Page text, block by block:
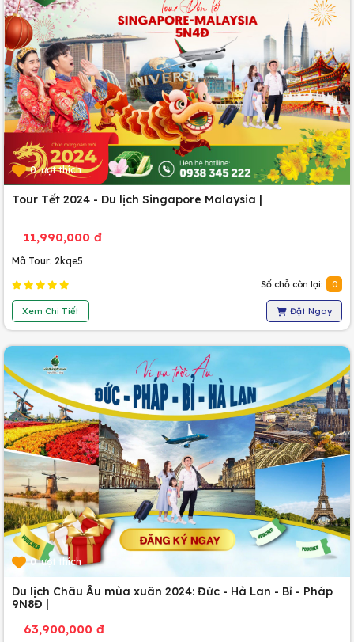
0 lượt thích
Tour Tết 2024 - Du lịch Singapore Malaysia |
11,990,000 đ
Mã Tour: 2kqe5
Số chỗ còn lại: 0
Xem Chi Tiết Đặt Ngay
0 lượt thích
Du lịch Châu Âu mùa xuân 2024: Đức - Hà Lan - Bỉ - Pháp
9N8Đ |
63,900,000 đ